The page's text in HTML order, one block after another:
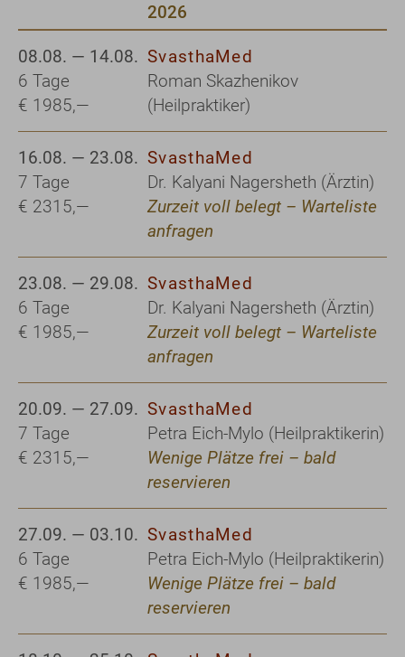
2026
08.08. — 14.08.
6 Tage
€ 1985,—
SvasthaMed
Roman Skazhenikov
(Heilpraktiker)
16.08. — 23.08.
7 Tage
€ 2315,—
SvasthaMed
Dr. Kalyani Nagersheth (Ärztin)
Zurzeit voll belegt – Warteliste
anfragen
23.08. — 29.08.
6 Tage
€ 1985,—
SvasthaMed
Dr. Kalyani Nagersheth (Ärztin)
Zurzeit voll belegt – Warteliste
anfragen
20.09. — 27.09.
7 Tage
€ 2315,—
SvasthaMed
Petra Eich-Mylo (Heilpraktikerin)
Wenige Plätze frei – bald
reservieren
27.09. — 03.10.
6 Tage
€ 1985,—
SvasthaMed
Petra Eich-Mylo (Heilpraktikerin)
Wenige Plätze frei – bald
reservieren